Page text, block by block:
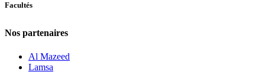
Facultés
Nos partenaires
Al Mazeed
Lamsa